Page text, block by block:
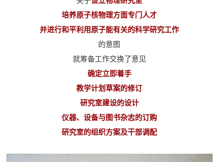
培养原子核物理方面专门人才
并进行和平利用原子能有关的科学研究工作
的意图
就筹备工作交换了意见
确定立即着手
教学计划草案的修订
研究室建设的设计
仪器、设备与图书杂志的订购
研究室的组织方案及干部调配